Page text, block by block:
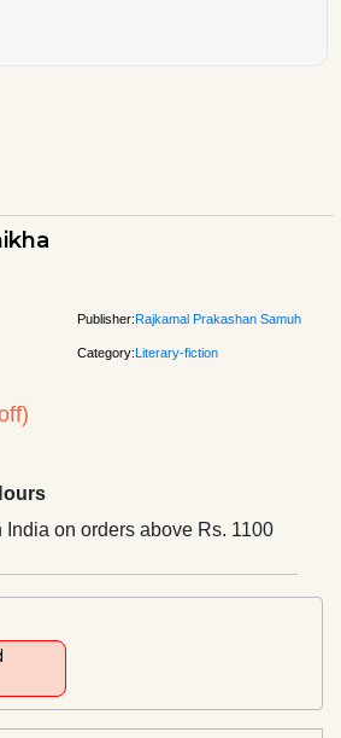
Publisher:Rajkamal Prakashan Samuh
Category:Literary-fiction
India on orders above Rs. 1100